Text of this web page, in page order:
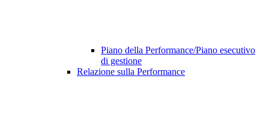
Piano della Performance/Piano esecutivo
di gestione
Relazione sulla Performance